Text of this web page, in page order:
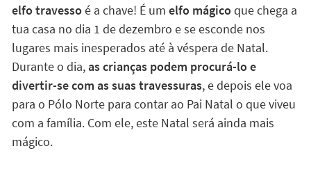
elfo travessoé a chave! É um elfo mágicoque chega a
tua casa no dia 1 de dezembro e se esconde nos
lugares mais inesperados até à véspera de Natal.
Durante o dia,as crianças podem procurá-lo e
divertir-se com as suas travessuras, e depois ele voa
para o Pólo Norte para contar ao Pai Natal o que viveu
com a família. Com ele, este Natal será ainda mais
mágico.